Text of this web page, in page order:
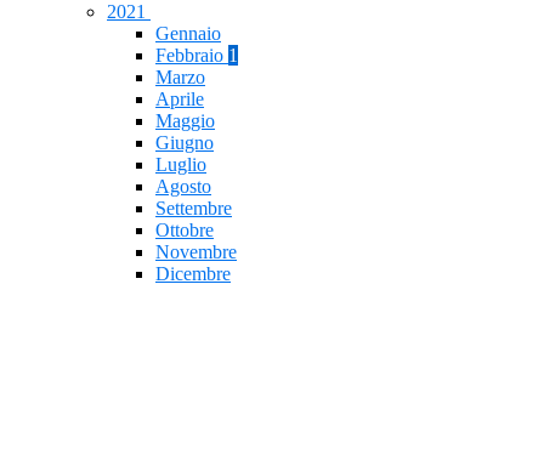
2021
Gennaio
Febbraio 1
Marzo
Aprile
Maggio
Giugno
Luglio
Agosto
Settembre
Ottobre
Novembre
Dicembre